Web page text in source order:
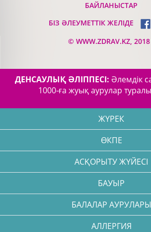
БАЙЛАНЫСТАР
БІЗ ӘЛЕУМЕТТІК ЖЕЛІДЕ
© WWW.ZDRAV.KZ, 2018
ДЕНСАУЛЫҚ ӘЛІППЕСІ: Әлемдік
1000-ға жуық аурулар
ЖҮРЕК
ӨКПЕ
АСҚОРЫТУ ЖҮЙЕСІ
БАУЫР
БАЛАЛАР АУРУЛАРЫ
АЛЛЕРГИЯ